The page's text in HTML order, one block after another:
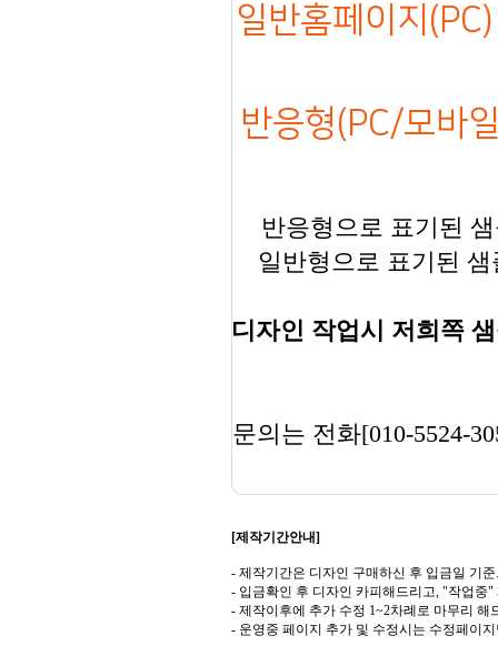
일반홈페이지
반응형(PC/모바
반응형으로 표기된
일반형으로 표기된
디자인 작업시 저희쪽
문의는 전화[010-5524-
[제작기간안내]
- 제작기간은 디자인 구매하신 후 입금일 기
- 입금확인 후 디자인 카피해드리고, "작업중
- 제작이후에 추가 수정 1~2차례로 마무리 해
- 운영중 페이지 추가 및 수정시는 수정페이